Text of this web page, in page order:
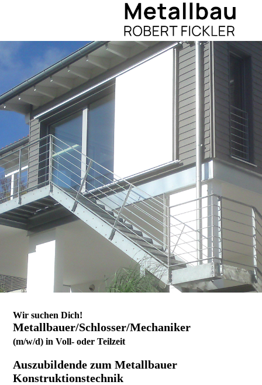
Wir suchen Dich!
Metallbauer/Schlosser/Mechaniker
(m/w/d) in Voll- oder Teilzeit
Auszubildende zum Metallbauer
Konstruktionstechnik